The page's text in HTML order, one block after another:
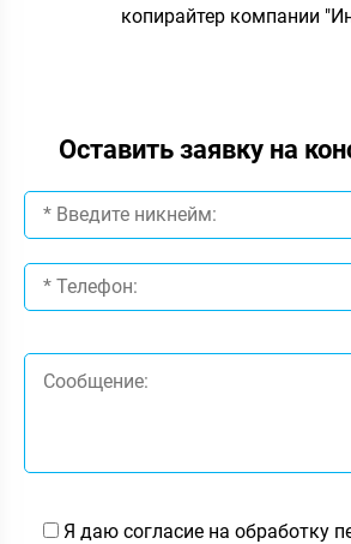
копирайтер компании
Оставить заявку на
Я даю согласие на обработку